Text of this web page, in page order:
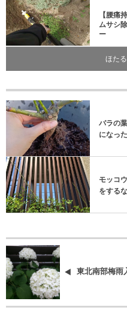
【腰痛
ムサシ
ー
ほた
バラの
になっ
モッコ
をする
東北南部梅雨